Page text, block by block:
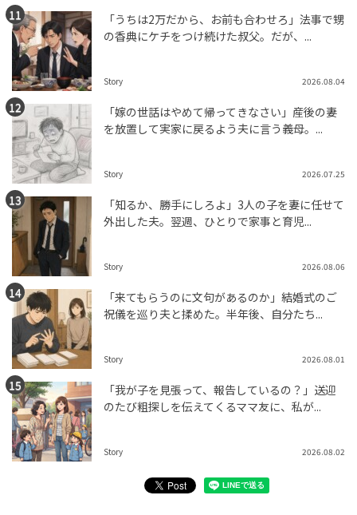
「うちは2万だから、お前も合わせろ」法事で甥
の香典にケチをつけ続けた叔父。だが、...
Story 2026.08.04
「嫁の世話はやめて帰ってきなさい」産後の妻
を放置して実家に戻るよう夫に言う義母。...
Story 2026.07.25
「知るか、勝手にしろよ」3人の子を妻に任せて
外出した夫。翌週、ひとりで家事と育児...
Story 2026.08.06
「来てもらうのに文句があるのか」結婚式のご
祝儀を巡り夫と揉めた。半年後、自分たち...
Story 2026.08.01
「我が子を見張って、報告しているの？」送迎
のたび粗探しを伝えてくるママ友に、私が...
Story 2026.08.02